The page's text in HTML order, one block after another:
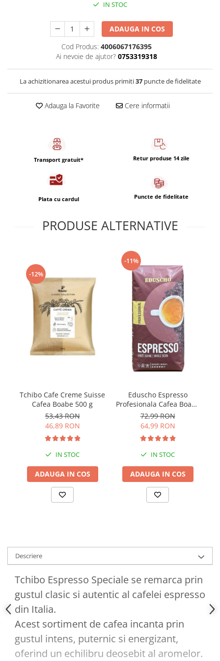
IN STOC
ADAUGA IN COS
Cod Produs: 4006067176395
Ai nevoie de ajutor? 0753319318
La achizitionarea acestui produs primiti37puncte de fidelitate
Adauga la Favorite Cere informatii
Transport gratuit* Retur produse 14 zile
Plata cu cardul Puncte de fidelitate
PRODUSE ALTERNATIVE
-12%
Tchibo Cafe Creme Suisse
Cafea Boabe 500 g
53,43 RON
46,89 RON
IN STOC
ADAUGA IN COS
-11%
Eduscho Espresso
Profesionala Cafea Boabe
1 Kg
72,99 RON
64,99 RON
IN STOC
ADAUGA IN COS
Descriere
Tchibo Espresso Speciale se remarca prin
gustul clasic si autentic al cafelei espresso
din Italia.
Acest sortiment de cafea incanta prin
gustul intens, puternic si energizant,
oferind un echilibru deosebit al aromelor.